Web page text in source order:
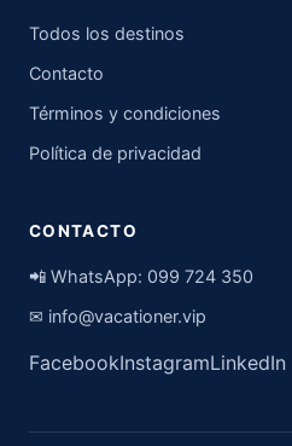
Todos los destinos
Contacto
Términos y condiciones
Política de privacidad
CONTACTO
📲 WhatsApp: 099 724 350
✉ info@vacationer.vip
FacebookInstagramLinkedIn